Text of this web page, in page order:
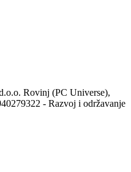
Rovinj (PC Universe),
- Razvoj i održavanje